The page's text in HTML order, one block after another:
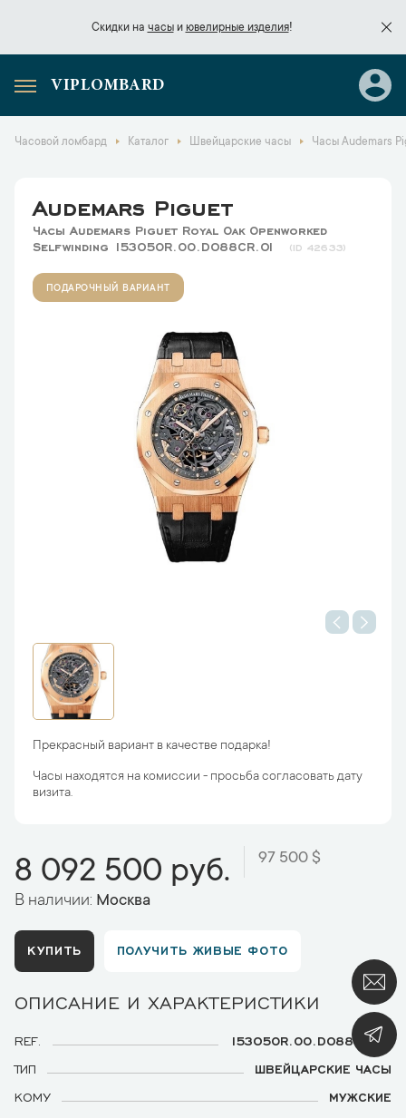
Скидки на часыи ювелирные изделия!
Скидки начасы
VIPLOMBARD
Часовой ломбард Каталог Швейцарские часы Часы Audemars
Audemars Piguet
Часы Audemars Piguet Royal Oak Openworked
Selfwinding 15305OR.OO.D088CR.01
42633
ПОДАРОЧНЫЙ ВАРИАНТ
Прекрасный вариант в качестве подарка!
Часы находятся на комиссии - просьба согласовать дату
визита.
8 092 500 руб. 97 500 $
В наличии: Москва
КУПИТЬ ПОЛУЧИТЬ ЖИВЫЕ ФОТО
ОПИСАНИЕ И ХАРАКТЕРИСТИКИ
REF.
15305OR.OO.D088CR.01
ТИП
ШВЕЙЦАРСКИЕ ЧАСЫ
КОМУ
МУЖСКИЕ